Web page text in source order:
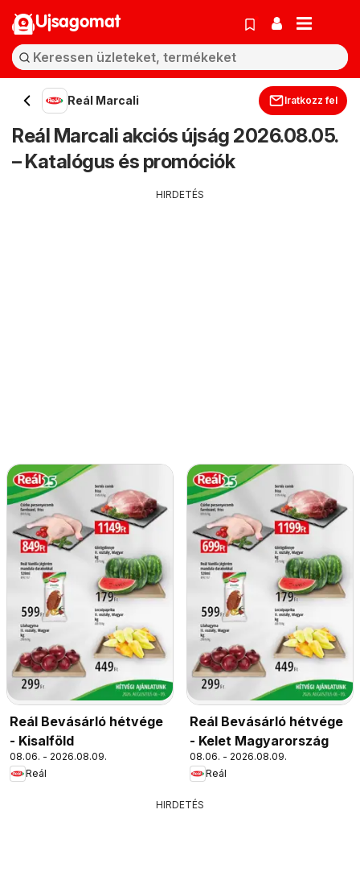
Ujsagomat
Reál Marcali Iratkozz fel
Reál Marcali akciós újság 2026.08.05.
– Katalógus és promóciók
HIRDETÉS
Reál Bevásárló hétvége
- Kisalföld
08.06. - 2026.08.09.
Reál
Reál Bevásárló hétvége
- Kelet Magyarország
08.06. - 2026.08.09.
Reál
HIRDETÉS